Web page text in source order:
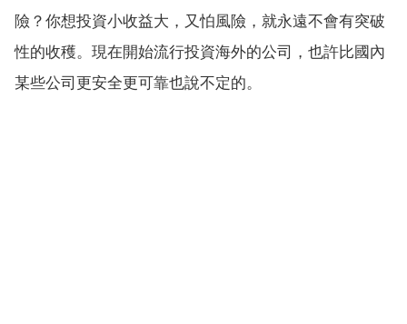
險？你想投資小收益大，又怕風險，就永遠不會有突破
性的收穫。現在開始流行投資海外的公司，也許比國內
某些公司更安全更可靠也說不定的。